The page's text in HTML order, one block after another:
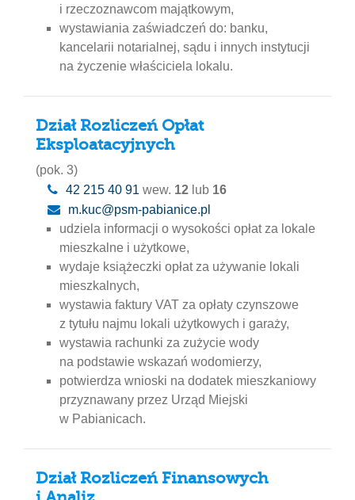
i rzeczoznawcom majątkowym,
wystawiania zaświadczeń do: banku,
kancelarii notarialnej, sądu i innych instytucji
na życzenie właściciela lokalu.
Dział Rozliczeń Opłat
Eksploatacyjnych
(pok. 3)
42 215 40 91 wew. 12 lub 16
m.kuc@psm-pabianice.pl
udziela informacji o wysokości opłat za lokale
mieszkalne i użytkowe,
wydaje książeczki opłat za używanie lokali
mieszkalnych,
wystawia faktury VAT za opłaty czynszowe
z tytułu najmu lokali użytkowych i garaży,
wystawia rachunki za zużycie wody
na podstawie wskazań wodomierzy,
potwierdza wnioski na dodatek mieszkaniowy
przyznawany przez Urząd Miejski
w Pabianicach.
Dział Rozliczeń Finansowych